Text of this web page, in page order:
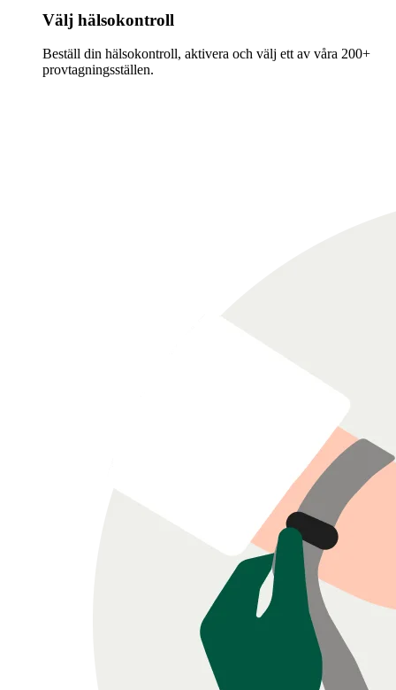
Välj hälsokontroll
Beställ din hälsokontroll, aktivera och välj ett av våra 200+
provtagningsställen.